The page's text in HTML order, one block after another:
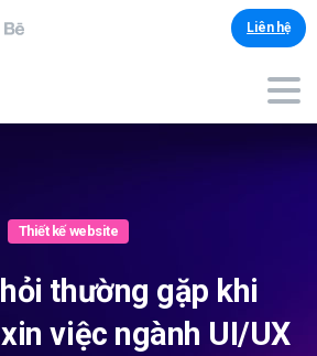
Liên hệ
Thiết kế website
hỏi thường gặp khi
xin việc ngành UI/UX